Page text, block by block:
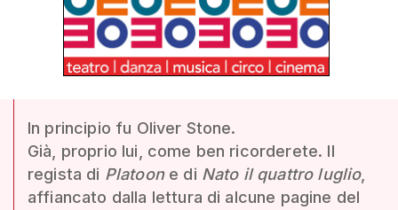
In principio fu Oliver Stone.
Già, proprio lui, come ben ricorderete. Il
regista di Platoone di Nato il quattro luglio,
affiancato dalla lettura di alcune pagine del